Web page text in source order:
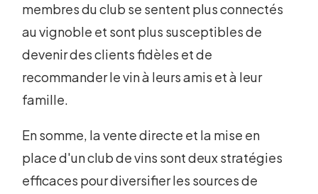
membres du club se sentent plus connectés
au vignoble et sont plus susceptibles de
devenir des clients fidèles et de
recommander le vin à leurs amis et à leur
famille.
En somme, la vente directe et la mise en
place d'un club de vins sont deux stratégies
efficaces pour diversifier les sources de